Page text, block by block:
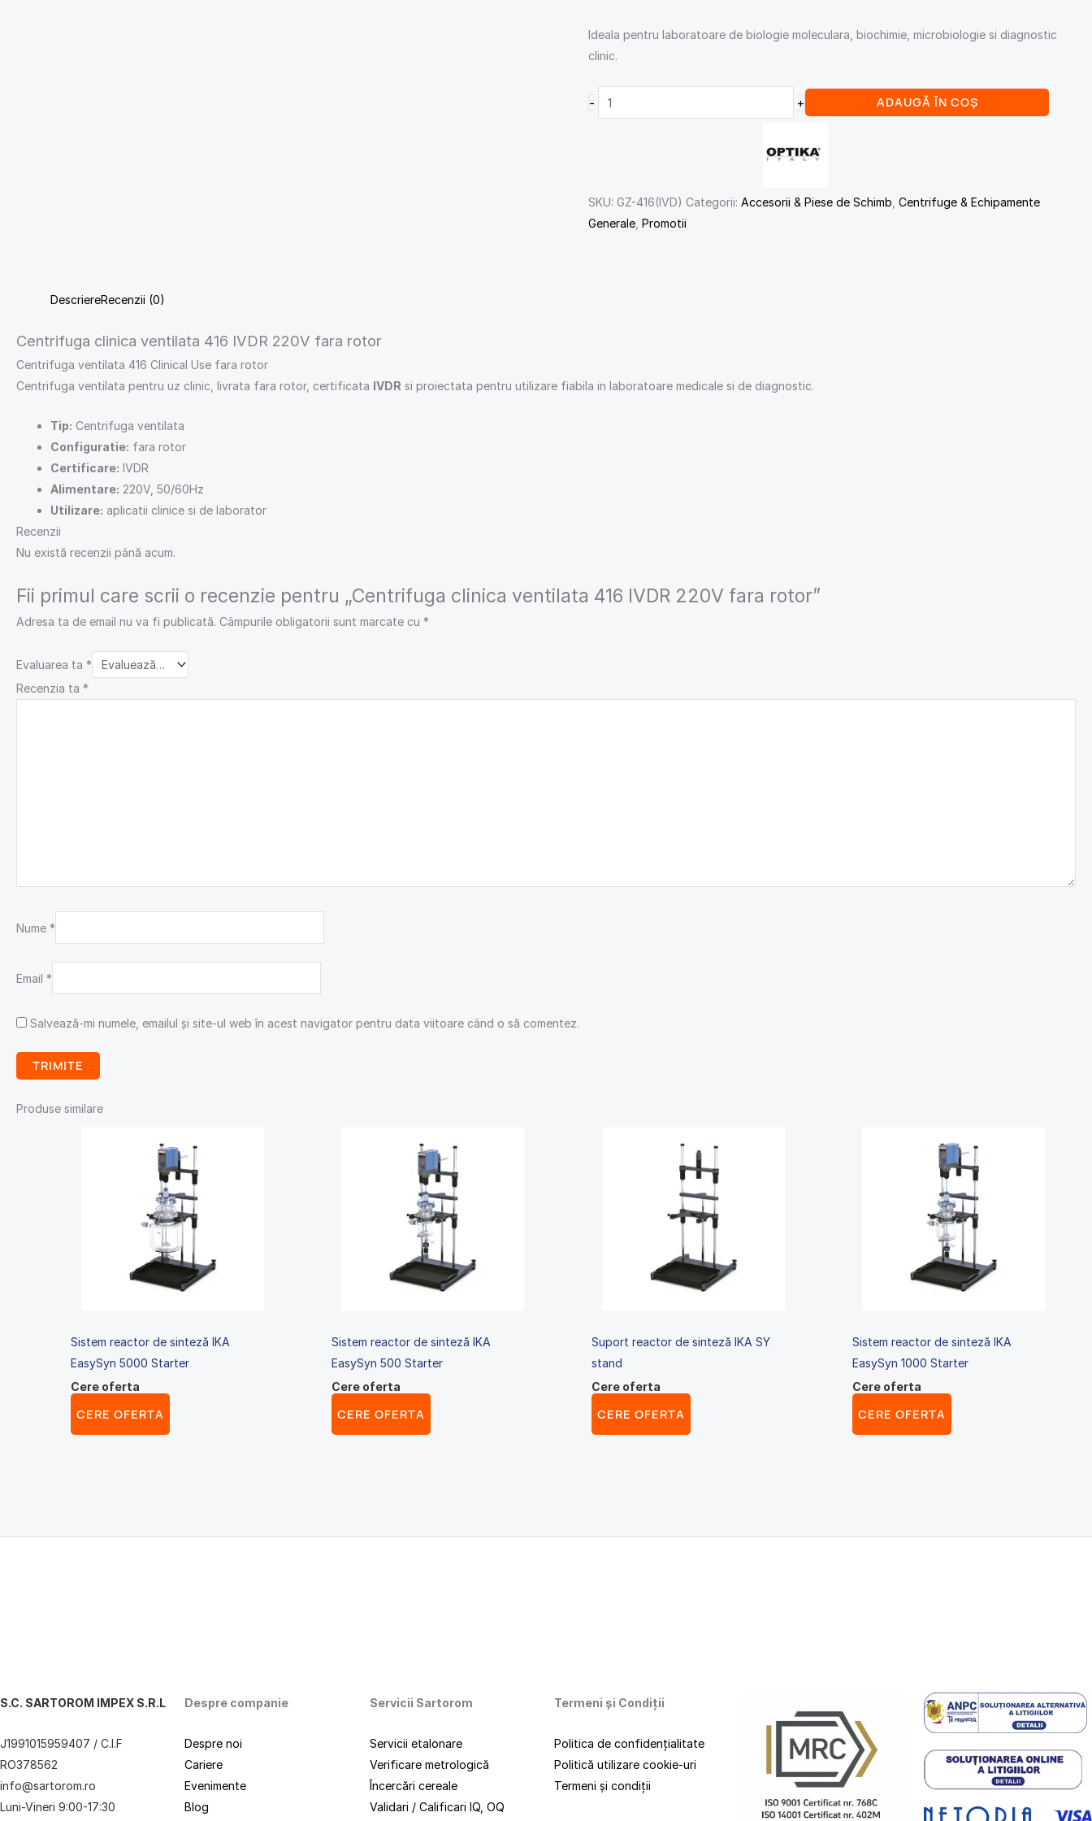
Ideala pentru laboratoare de biologie moleculara, biochimie, microbiologie si diagnostic
clinic.
- + ADAUGĂ ÎN COȘ
SKU:GZ-416(IVD) Categorii:Accesorii & Piese de Schimb,Centrifuge & Echipamente
Generale, Promotii
DescriereRecenzii (0)
Centrifuga clinica ventilata 416 IVDR 220V fara rotor
Centrifuga ventilata 416 Clinical Use fara rotor
Centrifuga ventilata pentru uz clinic, livrata fara rotor, certificata IVDR si proiectata pentru utilizare fiabila in laboratoare medicale si de diagnostic.
Tip: Centrifuga ventilata
Configuratie: fara rotor
Certificare: IVDR
Alimentare: 220V, 50/60Hz
Utilizare: aplicatii clinice si de laborator
Recenzii
Nu există recenzii până acum.
Fii primul care scrii o recenzie pentru „Centrifuga clinica ventilata 416 IVDR 220V fara rotor”
Adresa ta de email nu va fi publicată. Câmpurile obligatorii sunt marcate cu *
Evaluarea ta *
Recenzia ta *
Nume *
Email *
Salvează-mi numele, emailul și site-ul web în acest navigator pentru data viitoare când o să comentez.
Produse similare
Sistem reactor de sinteză IKA
EasySyn 5000 Starter
Cere oferta
CERE OFERTA
Sistem reactor de sinteză IKA
EasySyn 500 Starter
Cere oferta
CERE OFERTA
Suport reactor de sinteză IKA SY
stand
Cere oferta
CERE OFERTA
Sistem reactor de sinteză IKA
EasySyn 1000 Starter
Cere oferta
CERE OFERTA
S.C. SARTOROM IMPEX S.R.L
J1991015959407 / C.I.F
RO378562
info@sartorom.ro
Luni-Vineri 9:00-17:30
Despre companie
Despre noi
Cariere
Evenimente
Blog
Servicii Sartorom
Servicii etalonare
Verificare metrologică
Încercări cereale
Validari / Calificari IQ, OQ
Termeni și Condiții
Politica de confidențialitate
Politică utilizare cookie-uri
Termeni și condiții